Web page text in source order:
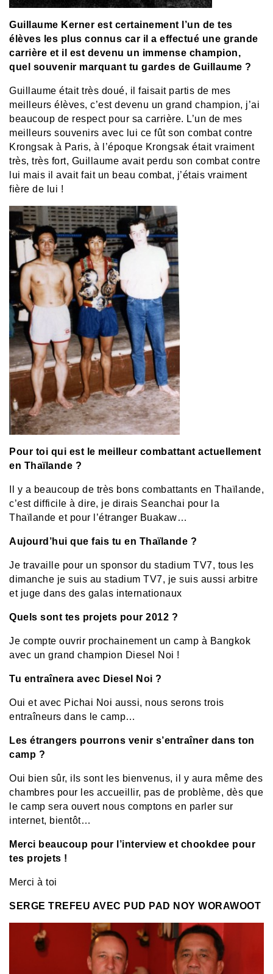
Guillaume Kerner est certainement l’un de tes
élèves les plus connus car il a effectué une grande
carrière et il est devenu un immense champion,
quel souvenir marquant tu gardes de Guillaume ?
Guillaume était très doué, il faisait partis de mes
meilleurs élèves, c’est devenu un grand champion, j’ai
beaucoup de respect pour sa carrière. L’un de mes
meilleurs souvenirs avec lui ce fût son combat contre
Krongsak à Paris, à l’époque Krongsak était vraiment
très, très fort, Guillaume avait perdu son combat contre
lui mais il avait fait un beau combat, j’étais vraiment
fière de lui !
Pour toi qui est le meilleur combattant actuellement
en Thaïlande ?
Il y a beaucoup de très bons combattants en Thaïlande,
c’est difficile à dire, je dirais Seanchai pour la
Thaïlande et pour l’étranger Buakaw…
Aujourd’hui que fais tu en Thaïlande ?
Je travaille pour un sponsor du stadium TV7, tous les
dimanche je suis au stadium TV7, je suis aussi arbitre
et juge dans des galas internationaux
Quels sont tes projets pour 2012 ?
Je compte ouvrir prochainement un camp à Bangkok
avec un grand champion Diesel Noi !
Tu entraînera avec Diesel Noi ?
Oui et avec Pichai Noi aussi, nous serons trois
entraîneurs dans le camp…
Les étrangers pourrons venir s’entraîner dans ton
camp ?
Oui bien sûr, ils sont les bienvenus, il y aura même des
chambres pour les accueillir, pas de problème, dès que
le camp sera ouvert nous comptons en parler sur
internet, bientôt…
Merci beaucoup pour l’interview et chookdee pour
tes projets !
Merci à toi
SERGE TREFEU AVEC PUD PAD NOY WORAWOOT